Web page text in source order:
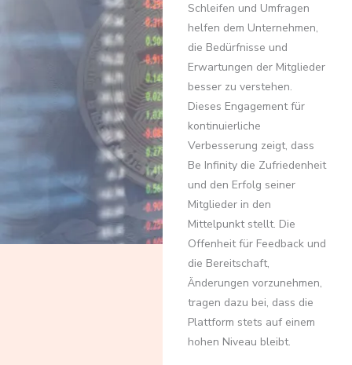
Schleifen und Umfragen
helfen dem Unternehmen,
die Bedürfnisse und
Erwartungen der Mitglieder
besser zu verstehen.
Dieses Engagement für
kontinuierliche
Verbesserung zeigt, dass
Be Infinity die Zufriedenheit
und den Erfolg seiner
Mitglieder in den
Mittelpunkt stellt. Die
Offenheit für Feedback und
die Bereitschaft,
Änderungen vorzunehmen,
tragen dazu bei, dass die
Plattform stets auf einem
hohen Niveau bleibt.